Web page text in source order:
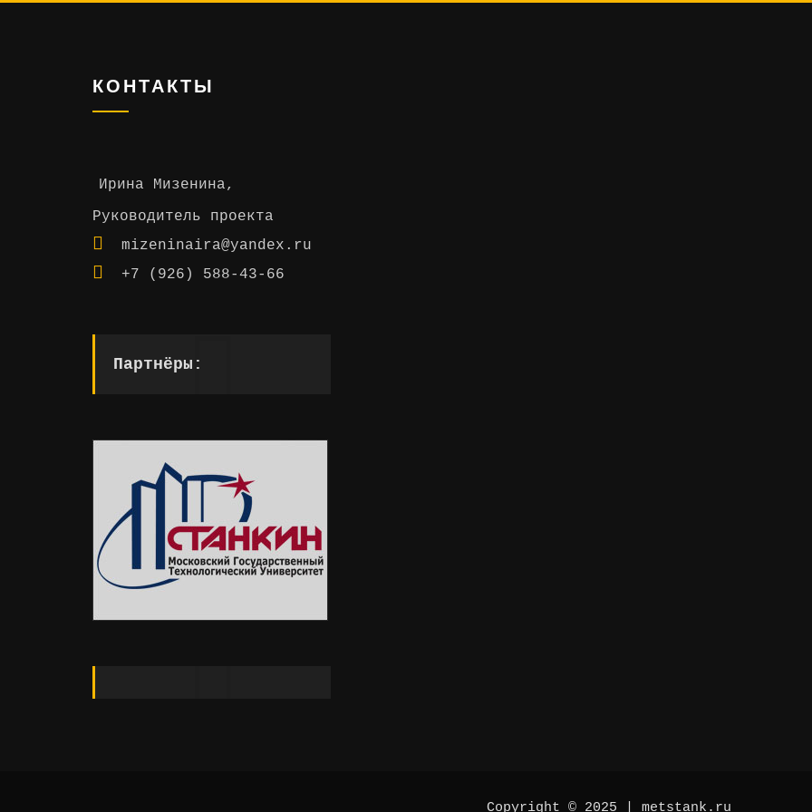
КОНТАКТЫ
Ирина Мизенина,
Руководитель проекта
mizeninaira@yandex.ru
+7 (926) 588-43-66
Партнёры:
Copyright © 2025 | metstank.ru